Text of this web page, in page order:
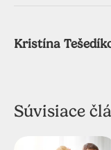
Kristína
Súvisiace